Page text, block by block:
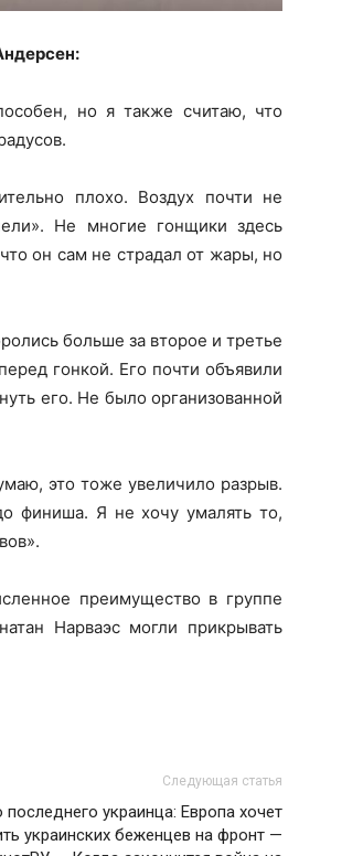
но я также считаю, что
плохо. Воздух почти не
Не многие гонщики здесь
он сам не страдал от жары, но
больше за второе и третье
гонкой. Его почти объявили
его. Не было организованной
это тоже увеличило разрыв.
финиша. Я не хочу умалять то,
преимущество в группе
Нарваэс могли прикрывать
Следующая статья
украинца: Европа хочет
украинских беженцев на фронт —